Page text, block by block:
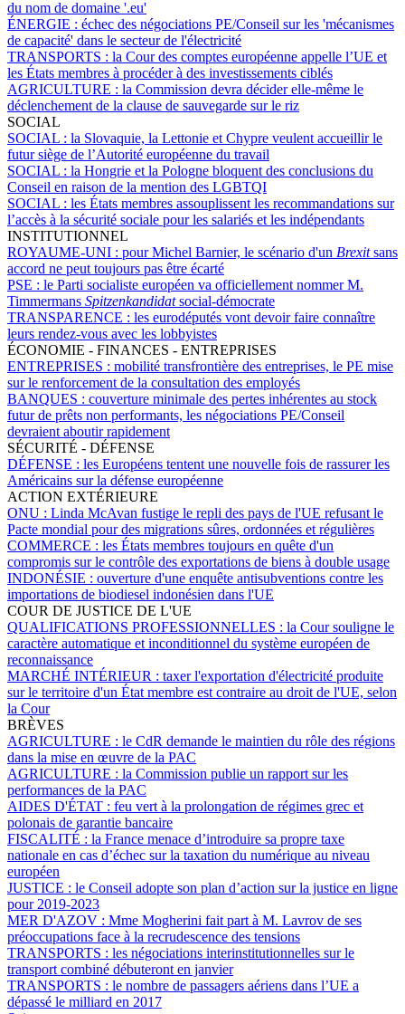
du nom de domaine '.eu'
ÉNERGIE : échec des négociations PE/Conseil sur les 'mécanismes
de capacité' dans le secteur de l'électricité
TRANSPORTS : la Cour des comptes européenne appelle l’UE et
les États membres à procéder à des investissements ciblés
AGRICULTURE : la Commission devra décider elle-même le
déclenchement de la clause de sauvegarde sur le riz
SOCIAL
SOCIAL : la Slovaquie, la Lettonie et Chypre veulent accueillir le
futur siège de l’Autorité européenne du travail
SOCIAL : la Hongrie et la Pologne bloquent des conclusions du
Conseil en raison de la mention des LGBTQI
SOCIAL : les États membres assouplissent les recommandations sur
l’accès à la sécurité sociale pour les salariés et les indépendants
INSTITUTIONNEL
ROYAUME-UNI : pour Michel Barnier, le scénario d'un Brexitsans
accord ne peut toujours pas être écarté
PSE : le Parti socialiste européen va officiellement nommer M.
Timmermans Spitzenkandidatsocial-démocrate
TRANSPARENCE : les eurodéputés vont devoir faire connaître
leurs rendez-vous avec les lobbyistes
ÉCONOMIE - FINANCES - ENTREPRISES
ENTREPRISES : mobilité transfrontière des entreprises, le PE mise
sur le renforcement de la consultation des employés
BANQUES : couverture minimale des pertes inhérentes au stock
futur de prêts non performants, les négociations PE/Conseil
devraient aboutir rapidement
SÉCURITÉ - DÉFENSE
DÉFENSE : les Européens tentent une nouvelle fois de rassurer les
Américains sur la défense européenne
ACTION EXTÉRIEURE
ONU : Linda McAvan fustige le repli des pays de l'UE refusant le
Pacte mondial pour des migrations sûres, ordonnées et régulières
COMMERCE : les États membres toujours en quête d'un
compromis sur le contrôle des exportations de biens à double usage
INDONÉSIE : ouverture d'une enquête antisubventions contre les
importations de biodiesel indonésien dans l'UE
COUR DE JUSTICE DE L'UE
QUALIFICATIONS PROFESSIONNELLES : la Cour souligne le
caractère automatique et inconditionnel du système européen de
reconnaissance
MARCHÉ INTÉRIEUR : taxer l'exportation d'électricité produite
sur le territoire d'un État membre est contraire au droit de l'UE, selon
la Cour
BRÈVES
AGRICULTURE : le CdR demande le maintien du rôle des régions
dans la mise en œuvre de la PAC
AGRICULTURE : la Commission publie un rapport sur les
performances de la PAC
AIDES D'ÉTAT : feu vert à la prolongation de régimes grec et
polonais de garantie bancaire
FISCALITÉ : la France menace d’introduire sa propre taxe
nationale en cas d’échec sur la taxation du numérique au niveau
européen
JUSTICE : le Conseil adopte son plan d’action sur la justice en ligne
pour 2019-2023
MER D'AZOV : Mme Mogherini fait part à M. Lavrov de ses
préoccupations face à la recrudescence des tensions
TRANSPORTS : les négociations interinstitutionnelles sur le
transport combiné débuteront en janvier
TRANSPORTS : le nombre de passagers aériens dans l’UE a
dépassé le milliard en 2017